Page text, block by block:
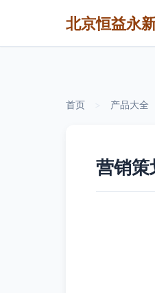
北京恒益永
首页 产品大全
营销